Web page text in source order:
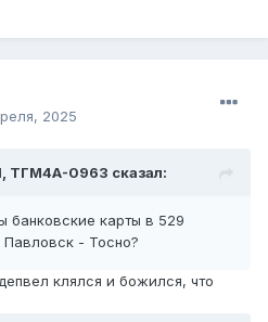
2025
ТГМ4А-0963 сказал:
банковские карты в 529
Павловск - Тосно?
клялся и божился, что